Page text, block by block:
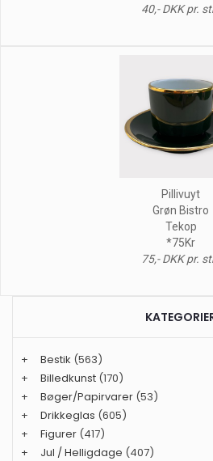
40,- DKK pr.
Pillivuyt
Grøn Bistro
Tekop
*75Kr
75,- DKK pr.
+ Bestik (563)
+
Billedkunst (170)
+
Bøger/Papirvarer (53)
+
Drikkeglas (605)
+
Figurer (417)
+
Jul / Helligdage (407)